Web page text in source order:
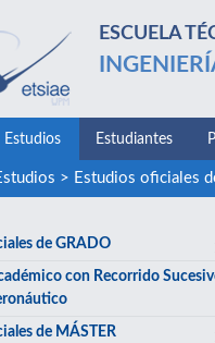
ESCUELA
Estudios Estudiantes
> Estudios oficiales
de GRADO
con Recorrido
de MÁSTER